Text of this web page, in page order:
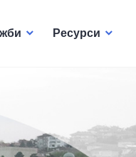
Ресурси